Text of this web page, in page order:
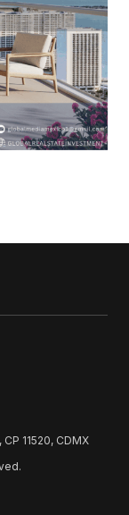
11520, CDMX